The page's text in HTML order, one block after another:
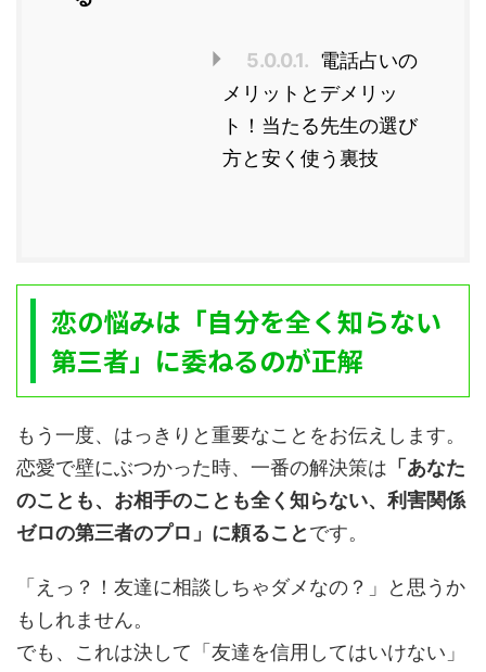
5.0.0.1. 電話占いの
メリットとデメリッ
ト！当たる先生の選び
方と安く使う裏技
恋の悩みは「自分を全く知らない
第三者」に委ねるのが正解
もう一度、はっきりと重要なことをお伝えします。
恋愛で壁にぶつかった時、一番の解決策は 「あなた
のことも、お相手のことも全く知らない、利害関係
ゼロの第三者のプロ」に頼ることです。
「えっ？！友達に相談しちゃダメなの？」と思うか
もしれません。
でも、これは決して「友達を信用してはいけない」